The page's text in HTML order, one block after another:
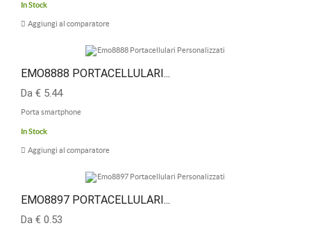
In Stock
Aggiungi al comparatore
EMO8888 PORTACELLULARI...
Da € 5.44
Porta smartphone
In Stock
Aggiungi al comparatore
EMO8897 PORTACELLULARI...
Da € 0.53